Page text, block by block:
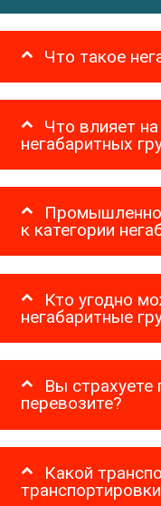
Что такое
Что влияет
негабаритных
к категории
Кто угодно
негабаритные
Вы страхуете
перевозите?
Какой